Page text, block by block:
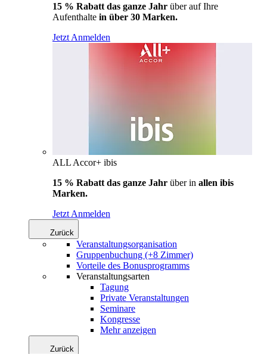
15 % Rabatt das ganze Jahr über auf Ihre
Aufenthalte in über 30 Marken.
Jetzt Anmelden
ALL Accor+ ibis
15 % Rabatt das ganze Jahr über in allen ibis
Marken.
Jetzt Anmelden
Zurück
Veranstaltungsorganisation
Gruppenbuchung (+8 Zimmer)
Vorteile des Bonusprogramms
Veranstaltungsarten
Tagung
Private Veranstaltungen
Seminare
Kongresse
Mehr anzeigen
Zurück